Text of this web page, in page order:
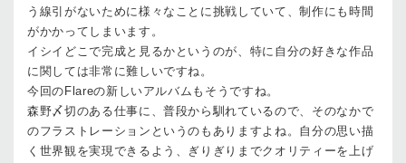
う線引がないために様々なことに挑戦していて、制作にも時間
がかかってしまいます。
イシイ どこで完成と見るかというのが、特に自分の好きな作品
に関しては非常に難しいですね。
今回のFlareの新しいアルバムもそうですね。
森野〆切のある仕事に、普段から馴れているので、そのなかで
のフラストレーションというのもありますよね。自分の思い描
く世界観を実現できるよう、ぎりぎりまでクオリティーを上げ